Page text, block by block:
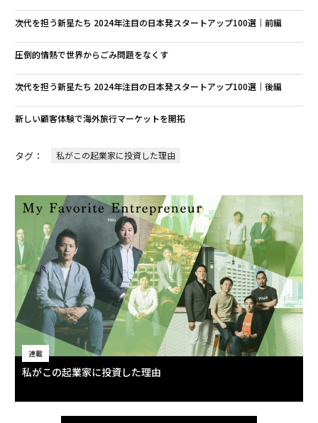
次代を担う新星たち 2024年注目の日本発スタートアップ100選｜前編
圧倒的情熱で世界からごみ問題をなくす
次代を担う新星たち 2024年注目の日本発スタートアップ100選｜後編
新しい顧客体験で海外旅行マーケットを開拓
タグ： 私がこの起業家に投資した理由
連載
私がこの起業家に投資した理由